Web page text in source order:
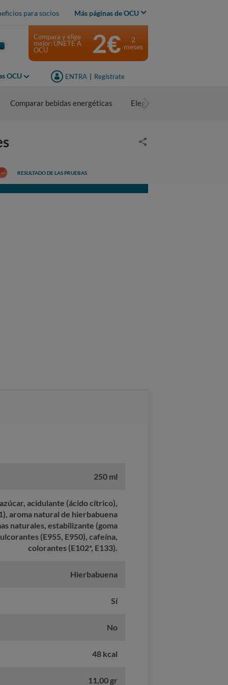
para socios Más páginas de OCU
OCU ENTRA Regístrate
Compara y elige
mejor: ÚNETE A
OCU
2€
2
meses
Comparar bebidas energéticas Elegir bebidas energéticas
RESULTADO DE LAS PRUEBAS
250 ml
acidulante (ácido cítrico),
aroma natural de hierbabuena
naturales, estabilizante (goma
(E955, E950), cafeína,
colorantes (E102*, E133).
Hierbabuena
Sí
No
48 kcal
11,00 gr